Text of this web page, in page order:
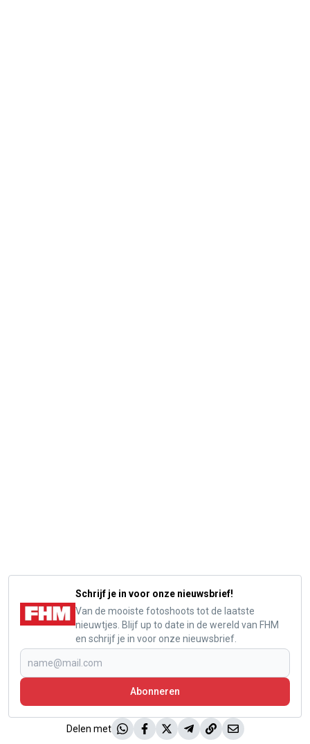
Schrijf je in voor onze nieuwsbrief!
Van de mooiste fotoshoots tot de laatste
nieuwtjes. Blijf up to date in de wereld van FHM
en schrijf je in voor onze nieuwsbrief.
Abonneren
Delen met